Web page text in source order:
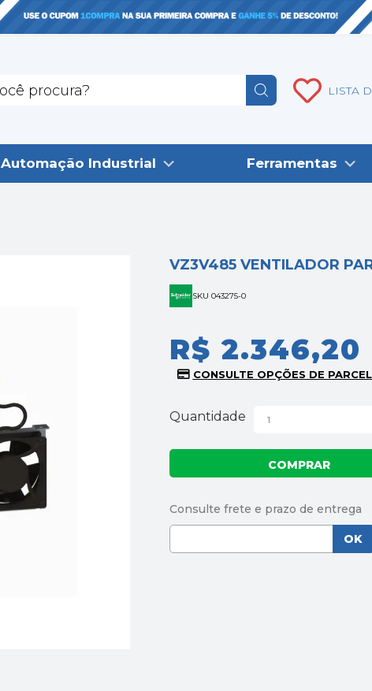
LISTA
Automação Industrial Ferramentas
VZ3V485 VENTILADOR
SKU 043275-0
R$ 2.346,20
Quantidade